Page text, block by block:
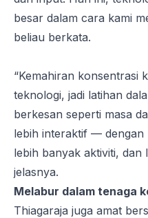
besar dalam cara kami
beliau berkata.
“Kemahiran konsentrasi
teknologi, jadi latihan
berkesan seperti masa
lebih interaktif — dengan
lebih banyak aktiviti, dan
jelasnya.
Melabur dalam tenaga
Thiagaraja juga amat